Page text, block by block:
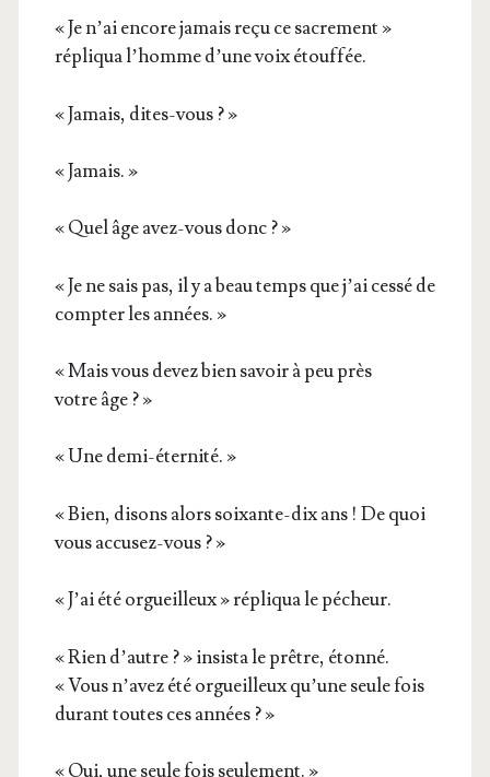
« Je n’ai encore jamais reçu ce sacre­ment »
répli­qua l’homme d’une voix étouffée.
« Jamais, dites-vous ? »
« Jamais. »
« Quel âge avez-vous donc ? »
« Je ne sais pas, il y a beau temps que j’ai ces­sé de
comp­ter les années. »
« Mais vous devez bien savoir à peu près
votre âge ? »
« Une demi-éternité. »
« Bien, disons alors soixante-dix ans ! De quoi
vous accusez-vous ? »
« J’ai été orgueilleux » répli­qua le pécheur.
« Rien d’autre ? » insis­ta le prêtre, éton­né.
« Vous n’avez été orgueilleux qu’une seule fois
durant toutes ces années ? »
« Oui, une seule fois seulement. »